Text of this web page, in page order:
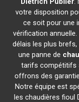
votre disposition
ce soit pour une
vérification
délais les plus
une panne de
tarifs compétitifs
offrons des
Notre équipe est
les chaudières fioul